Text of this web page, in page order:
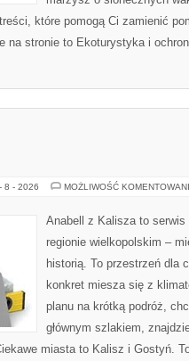
które pomogą Ci zamienić
na stronie to Ekoturystyka i
8 - 2026 MOŻLIWOŚĆ
Anabell z Kalisza to
regionie wielkopolskim –
historią. To przestrzeń dla
konkret miesza się z
planu na krótką podróż,
głównym szlakiem,
miasta to Kalisz i Gostyń.